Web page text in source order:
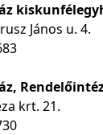
János u. 4.
krt. 21.